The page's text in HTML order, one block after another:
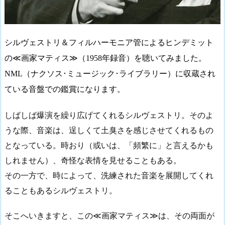
シルヴェストリ＆フィルハーモニア管によるヒンデミット
の≪画家マティス≫ （1958年録音）を聴いてみました。
NML （ナクソス･ミュージック･ライブラリー）に収蔵され
ている音盤での鑑賞になります。
しばしば爆演を繰り広げてくれるシルヴェストリ。そのよ
うな際、音楽は、逞しくて土臭さを感じさせてくれるもの
となっている。時おり（或いは、「頻繁に」と言えるかも
しれません）、奇怪な表情を見せることもある。
その一方で、時によって、洗練された音楽を展開してくれ
ることもあるシルヴェストリ。
そこへいきますと、この≪画家マティス≫は、その両面が